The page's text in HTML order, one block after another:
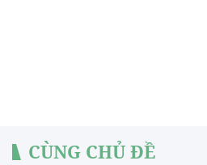
CÙNG CHỦ ĐỀ